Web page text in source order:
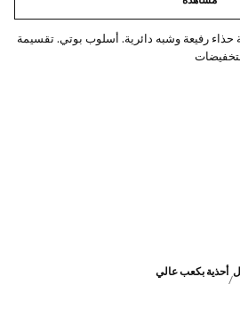
رفيعة وشبه دائرية. أسلوب بوتي. تقسيمة
أحذية بكعب عالي